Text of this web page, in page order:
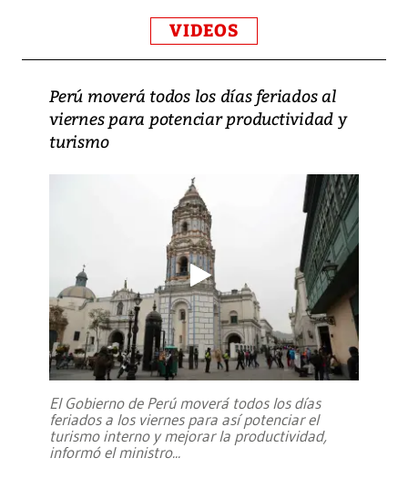
VIDEOS
Perú moverá todos los días feriados al
viernes para potenciar productividad y
turismo
El Gobierno de Perú moverá todos los días
feriados a los viernes para así potenciar el
turismo interno y mejorar la productividad,
informó el ministro...